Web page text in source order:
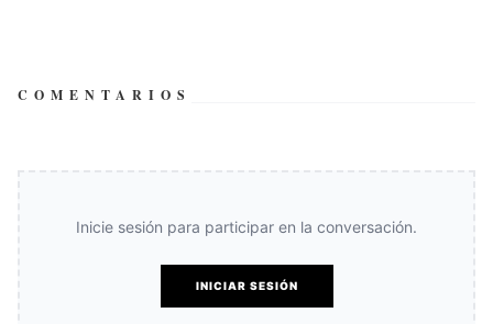
COMENTARIOS
Inicie sesión para participar en la conversación.
INICIAR SESIÓN